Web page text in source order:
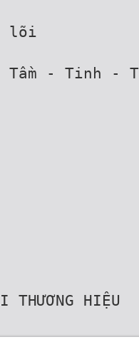
lõi
Tầm - Tinh -
THƯƠNG HIỆU